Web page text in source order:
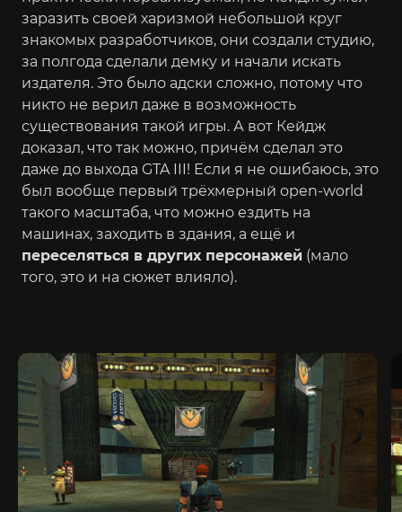
заразить своей харизмой небольшой круг
знакомых разработчиков, они создали студию,
за полгода сделали демку и начали искать
издателя. Это было адски сложно, потому что
никто не верил даже в возможность
существования такой игры. А вот Кейдж
доказал, что так можно, причём сделал это
даже до выхода GTA III! Если я не ошибаюсь, это
был вообще первый трёхмерный open-world
такого масштаба, что можно ездить на
машинах, заходить в здания, а ещё и
переселяться в других персонажей (мало
того, это и на сюжет влияло).